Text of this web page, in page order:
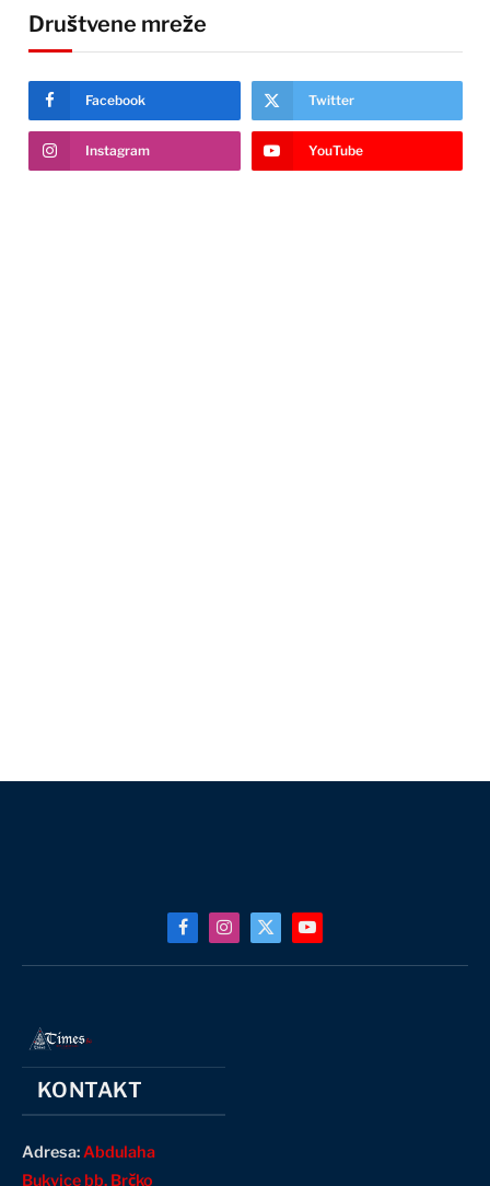
Društvene mreže
Facebook Twitter
Instagram YouTube
FacebookInstagram
X
YouTube
KONTAKT
Adresa:Abdulaha
Bukvice bb, Brčko